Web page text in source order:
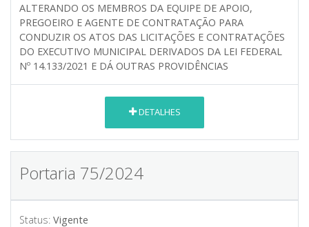
ALTERANDO OS MEMBROS DA EQUIPE DE APOIO,
PREGOEIRO E AGENTE DE CONTRATAÇÃO PARA
CONDUZIR OS ATOS DAS LICITAÇÕES E CONTRATAÇÕES
DO EXECUTIVO MUNICIPAL DERIVADOS DA LEI FEDERAL
Nº 14.133/2021 E DÁ OUTRAS PROVIDÊNCIAS
DETALHES
Portaria 75/2024
Status: Vigente